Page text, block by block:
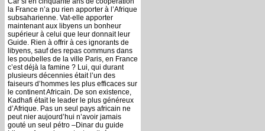
la France n’a pu rien apporter à l’Afrique
subsaharienne. Vat-elle apporter
maintenant aux libyens un bonheur
supérieur à celui que leur donnait leur
Guide. Rien à offrir à ces ignorants de
libyens, sauf des repas communs dans
les poubelles de la ville Paris, en France
c’est déjà la famine ? Lui, qui durant
plusieurs décennies était l’un des
faiseurs d’hommes les plus efficaces sur
le continent Africain. De son existence,
Kadhafi était le leader le plus généreux
d’Afrique. Pas un seul pays africain ne
peut nier aujourd’hui n’avoir jamais
gouté un seul pétro –Dinar du guide